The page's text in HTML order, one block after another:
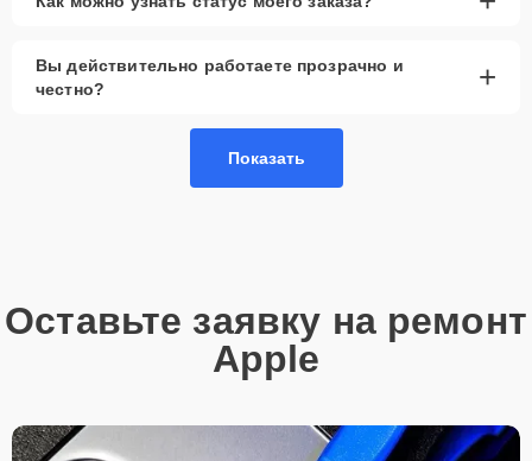
Вы действительно работаете прозрачно и
честно?
+
Показать
Оставьте заявку на ремонт
Apple